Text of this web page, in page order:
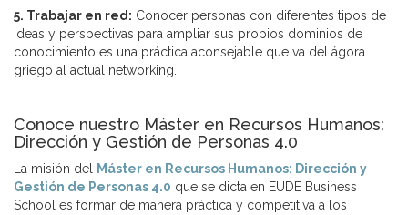
5. Trabajar en red: Conocer personas con diferentes tipos de
ideas y perspectivas para ampliar sus propios dominios de
conocimiento es una práctica aconsejable que va del ágora
griego al actual networking.
Conoce nuestro Máster en Recursos Humanos:
Dirección y Gestión de Personas 4.0
La misión del
Máster en Recursos Humanos: Dirección y
Gestión de Personas 4.0 que se dicta en EUDE Business
School es formar de manera práctica y competitiva a los